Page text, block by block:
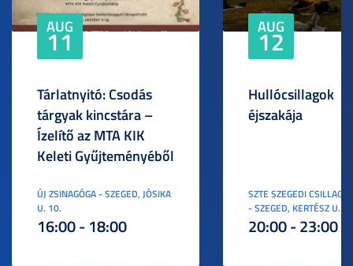
AUG
11
Tárlatnyitó: Csodás
tárgyak kincstára –
Ízelítő az MTA KIK
Keleti Gyűjteményéből
ÚJ ZSINAGÓGA - SZEGED, JÓSIKA
U. 10.
16:00 - 18:00
AUG
12
Hullócsillagok
éjszakája
SZTE SZEGEDI
- SZEGED, KERTÉSZ U. 3.
20:00 - 23:00